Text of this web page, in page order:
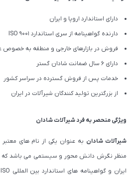
دارای استاندارد اروپا و ایران
دارنده گواهینامه از سری استاندارد ISO 9001
فروش در بازارهای خارجی و منطقه به خصوص
دارای 6 سال ضمانت شادان گستر
خدمات پس از فروش گسترده در سراسر کشور
از بزرگترین تولید کنندگان شیرآلات در ایران
ویژگی منحصر به فرد شیرآلات شادان
شیرآلات شادان به عنوان یکی از نام های معتبر
منظر نگرش دانش محور و سیستمی می باشد که با